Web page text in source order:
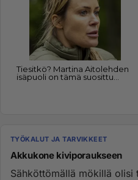
TYÖKALUT JA TARVIKKEET
Akkukone kiviporaukseen
Sähköttömällä mökillä olisi